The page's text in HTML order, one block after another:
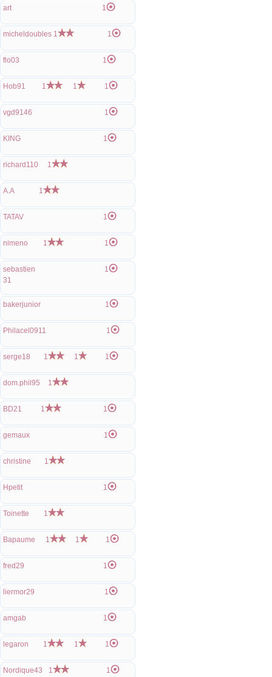
art 1
micheldoubles 1 1
flo03 1
Hob91 1 1 1
vgd9146 1
KING 1
richard110 1
A.A 1
TATAV 1
nimeno 1 1
sebastien
31
1
bakerjunior 1
Philacel0911 1
serge18 1 1 1
dom.phil95 1
BD21 1 1
gemaux 1
christine 1
Hpetit 1
Toinette 1
Bapaume 1 1 1
fred29 1
liermor29 1
amgab 1
legaron 1 1 1
Nordique43 1 1